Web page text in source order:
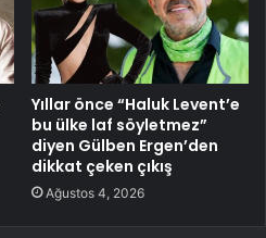
Yıllar önce “Haluk Levent’e
bu ülke laf söyletmez”
diyen Gülben Ergen’den
dikkat çeken çıkış
Ağustos 4, 2026